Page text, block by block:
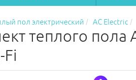
пол электрический AC Electric
теплого пола
Fi